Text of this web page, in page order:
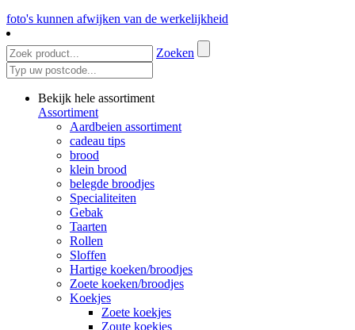
foto's kunnen afwijken van de werkelijkheid
Zoeken
Bekijk hele assortiment
Assortiment
Aardbeien assortiment
cadeau tips
brood
klein brood
belegde broodjes
Specialiteiten
Gebak
Taarten
Rollen
Sloffen
Hartige koeken/broodjes
Zoete koeken/broodjes
Koekjes
Zoete koekjes
Zoute koekjes